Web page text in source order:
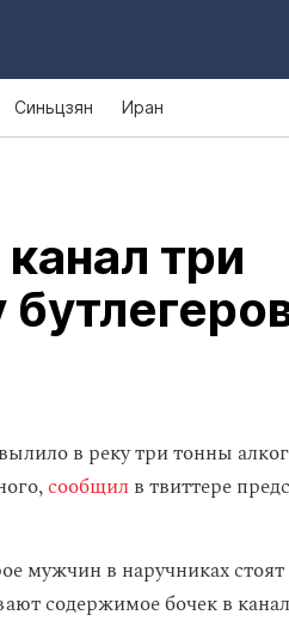
Синьцзян Иран
три
в реку три тонны
сообщил в твиттере
мужчин в наручниках стоят
содержимое бочек в